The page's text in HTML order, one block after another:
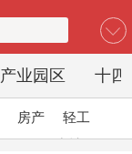
产业园区 十四
房产
轻工